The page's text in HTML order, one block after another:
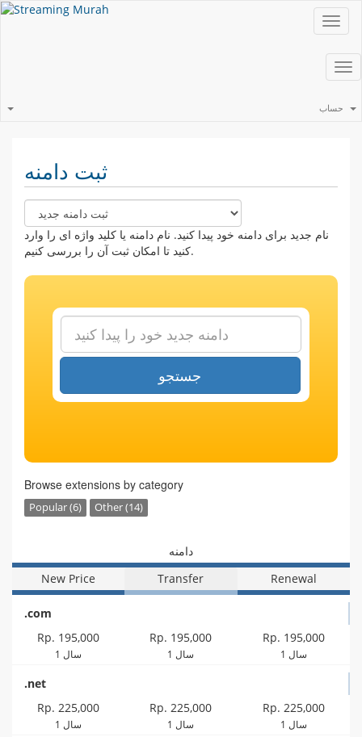
ثبت دامنه
نام جدید برای دامنه خود پیدا کنید. نام دامنه یا کلید واژه ای را وارد
کنید تا امکان ثبت آن را بررسی کنیم.
جستجو
Browse extensions by category
Popular (6) Other (14)
دامنه
New Price
Transfer Renewal
.com
Rp. 195,000
1 سال
Rp. 195,000
1 سال
Rp. 195,000
1 سال
.net
Rp. 225,000
1 سال
Rp. 225,000
1 سال
Rp. 225,000
1 سال